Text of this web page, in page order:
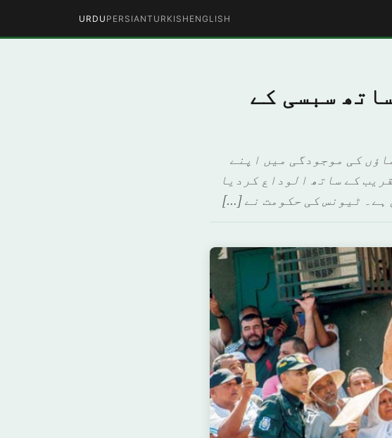
ENGLISH
TURKISH
PERSIAN
URDU
سبسی کے
کی موجودگی میں اپنے
کے ساتھ الوداع کردیا